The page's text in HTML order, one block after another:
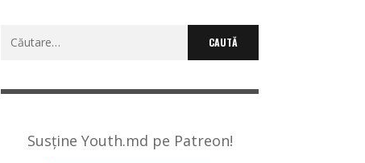
Caută
Susține Youth.md pe Patreon!